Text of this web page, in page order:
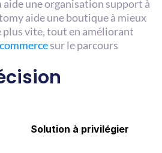
une organisation support à
aide une boutique à mieux
plus vite, tout en améliorant
sur le parcours
Solution à privilégier